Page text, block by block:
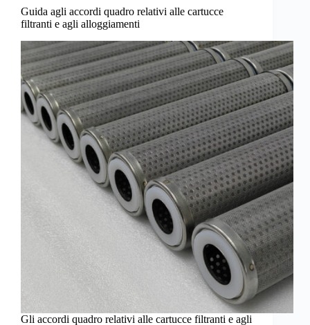
Guida agli accordi quadro relativi alle cartucce
filtranti e agli alloggiamenti
Gli accordi quadro relativi alle cartucce filtranti e agli